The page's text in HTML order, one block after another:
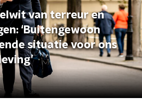
van terreur en
‘Buitengewoon
situatie voor ons